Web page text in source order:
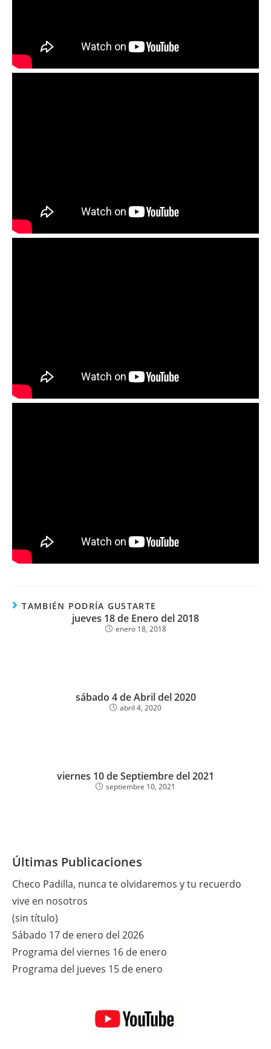
TAMBIÉN PODRÍA GUSTARTE
jueves 18 de Enero del 2018
enero 18, 2018
sábado 4 de Abril del 2020
abril 4, 2020
viernes 10 de Septiembre del 2021
septiembre 10, 2021
Últimas Publicaciones
Checo Padilla, nunca te olvidaremos y tu recuerdo
vive en nosotros
(sin título)
Sábado 17 de enero del 2026
Programa del viernes 16 de enero
Programa del jueves 15 de enero